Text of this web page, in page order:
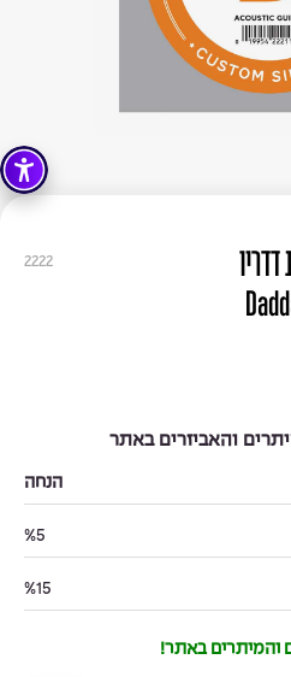
2222
0.32
והאביזרים באתר
הנחה
%5
%15
והמיתרים באתר!